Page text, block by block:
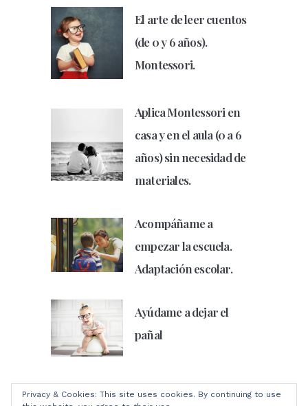
El arte de leer cuentos
(de 0 y 6 años).
Montessori.
Aplica Montessori en
casa y en el aula (0 a 6
años) sin necesidad de
materiales.
Acompáñame a
empezar la escuela.
Adaptación escolar.
Ayúdame a dejar el
pañal
Privacy & Cookies: This site uses cookies. By continuing to use